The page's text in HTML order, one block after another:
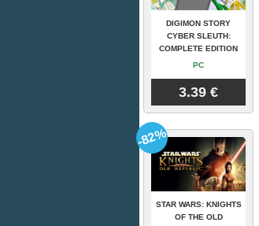
DIGIMON STORY
CYBER SLEUTH:
COMPLETE EDITION
PC
3.39 €
STAR WARS: KNIGHTS
OF THE OLD
-82%